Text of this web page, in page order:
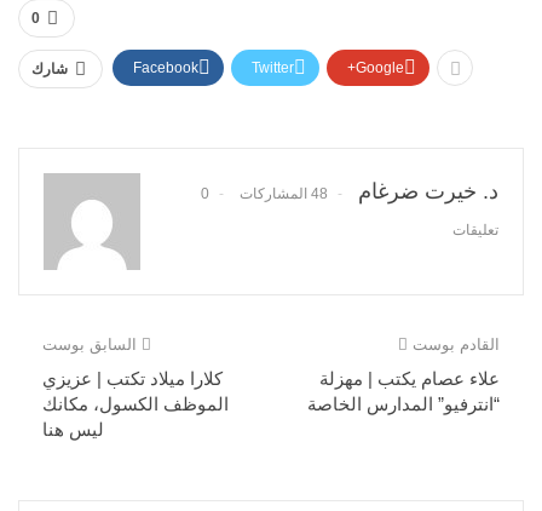
0
شارك Facebook Twitter Google+
د. خيرت ضرغام 48 المشاركات 0
تعليقات
السابق بوست
كلارا ميلاد تكتب | عزيزي
الموظف الكسول، مكانك
ليس هنا
القادم بوست
علاء عصام يكتب | مهزلة
“انترفيو” المدارس الخاصة